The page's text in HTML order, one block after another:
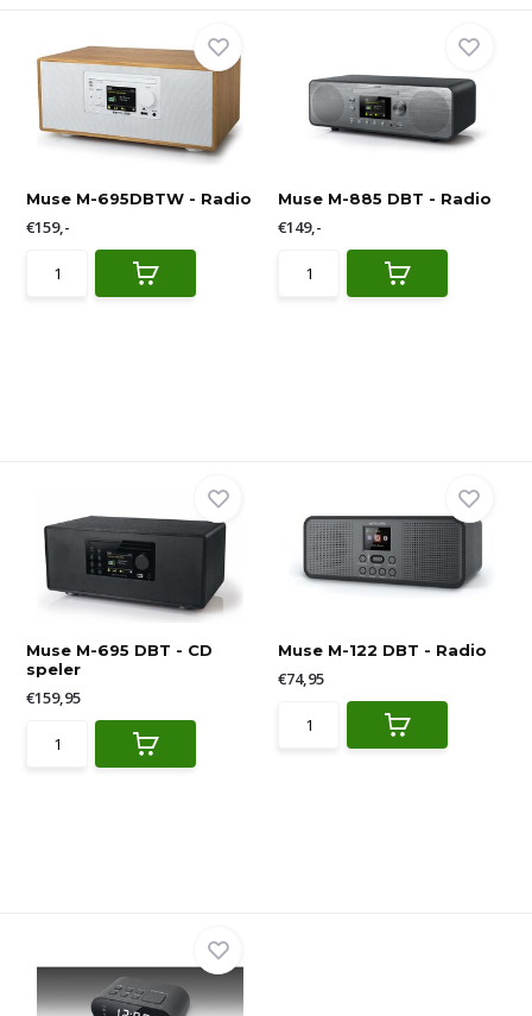
Muse M-695DBTW - Radio
€159,-
Muse M-885 DBT - Radio
€149,-
Muse M-695 DBT - CD
speler
€159,95
Muse M-122 DBT - Radio
€74,95